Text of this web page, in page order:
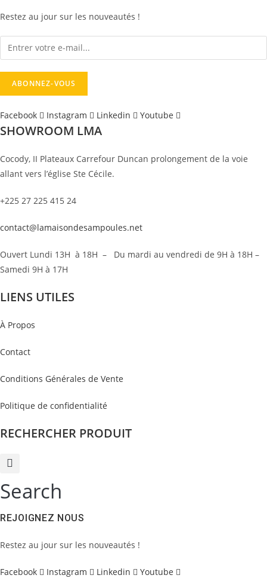
Restez au jour sur les nouveautés !
Facebook Instagram Linkedin Youtube
SHOWROOM LMA
Cocody, II Plateaux Carrefour Duncan prolongement de la voie
allant vers l’église Ste Cécile.
+225 27 225 415 24
contact@lamaisondesampoules.net
Ouvert Lundi 13H à 18H – Du mardi au vendredi de 9H à 18H –
Samedi 9H à 17H
LIENS UTILES
À Propos
Contact
Conditions Générales de Vente
Politique de confidentialité
RECHERCHER PRODUIT
Search
REJOIGNEZ NOUS
Restez au jour sur les nouveautés !
Facebook Instagram Linkedin Youtube